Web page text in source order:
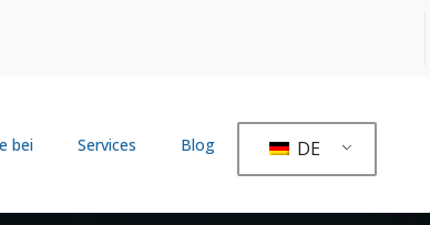
bei Services Blog DE